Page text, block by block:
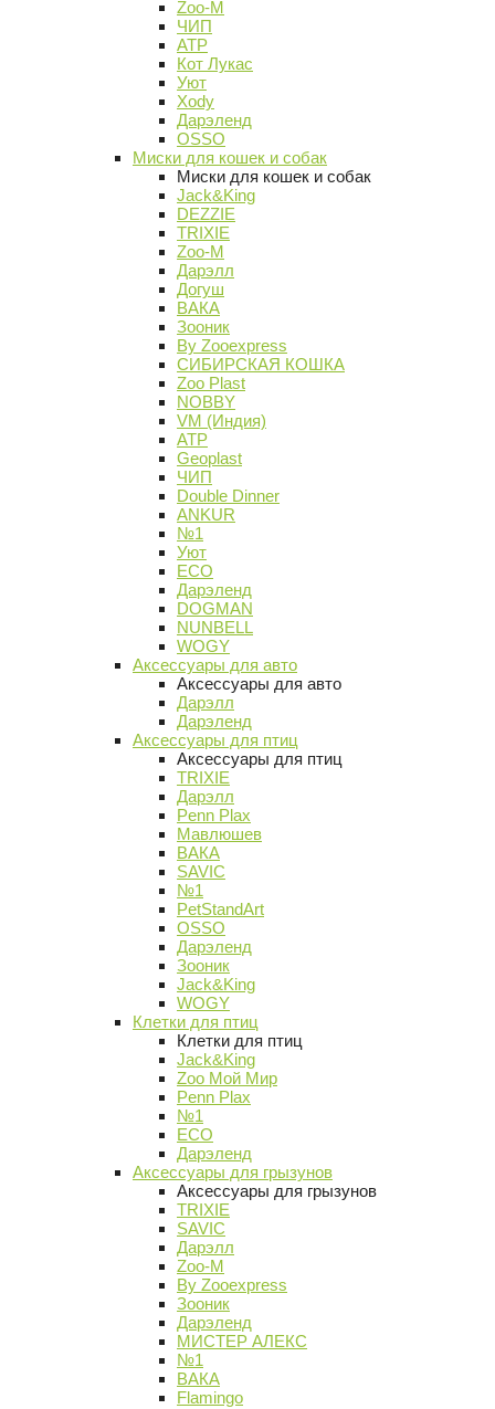
Zoo-M
ЧИП
АТР
Кот Лукас
Уют
Xody
Дарэленд
OSSO
Миски для кошек и собак
Миски для кошек и собак
Jack&King
DEZZIE
TRIXIE
Zoo-M
Дарэлл
Догуш
ВАКА
Зооник
By Zooexpress
СИБИРСКАЯ КОШКА
Zoo Plast
NOBBY
VM (Индия)
АТР
Geoplast
ЧИП
Double Dinner
ANKUR
№1
Уют
ECO
Дарэленд
DOGMAN
NUNBELL
WOGY
Аксессуары для авто
Аксессуары для авто
Дарэлл
Дарэленд
Аксессуары для птиц
Аксессуары для птиц
TRIXIE
Дарэлл
Penn Plax
Мавлюшев
ВАКА
SAVIC
№1
PetStandArt
OSSO
Дарэленд
Зооник
Jack&King
WOGY
Клетки для птиц
Клетки для птиц
Jack&King
Zoo Мой Мир
Penn Plax
№1
ECO
Дарэленд
Аксессуары для грызунов
Аксессуары для грызунов
TRIXIE
SAVIC
Дарэлл
Zoo-M
By Zooexpress
Зооник
Дарэленд
МИСТЕР АЛЕКС
№1
ВАКА
Flamingo